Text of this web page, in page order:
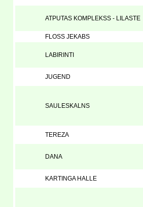
ATPUTAS KOMPLEKSS - LILASTE
FLOSS JEKABS
LABIRINTI
JUGEND
SAULESKALNS
TEREZA
DANA
KARTINGA HALLE